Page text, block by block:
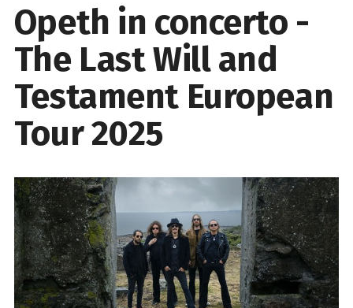
Opeth in concerto -
The Last Will and
Testament European
Tour 2025